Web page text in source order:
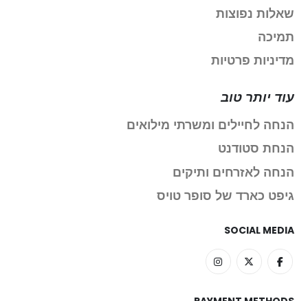
שאלות נפוצות
תמיכה
מדיניות פרטיות
עוד יותר טוב
הנחה לחיילים ומשרתי מילואים
הנחת סטודנט
הנחה לאזרחים ותיקים
גיפט כארד של סופר טויס
SOCIAL MEDIA